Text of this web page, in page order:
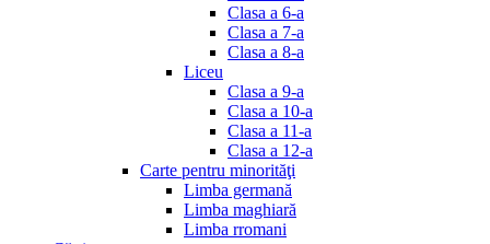
Clasa a 6-a
Clasa a 7-a
Clasa a 8-a
Liceu
Clasa a 9-a
Clasa a 10-a
Clasa a 11-a
Clasa a 12-a
Carte pentru minorităţi
Limba germană
Limba maghiară
Limba rromani